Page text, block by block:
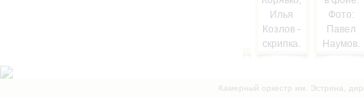
Камерный оркестр им. Эстрина,